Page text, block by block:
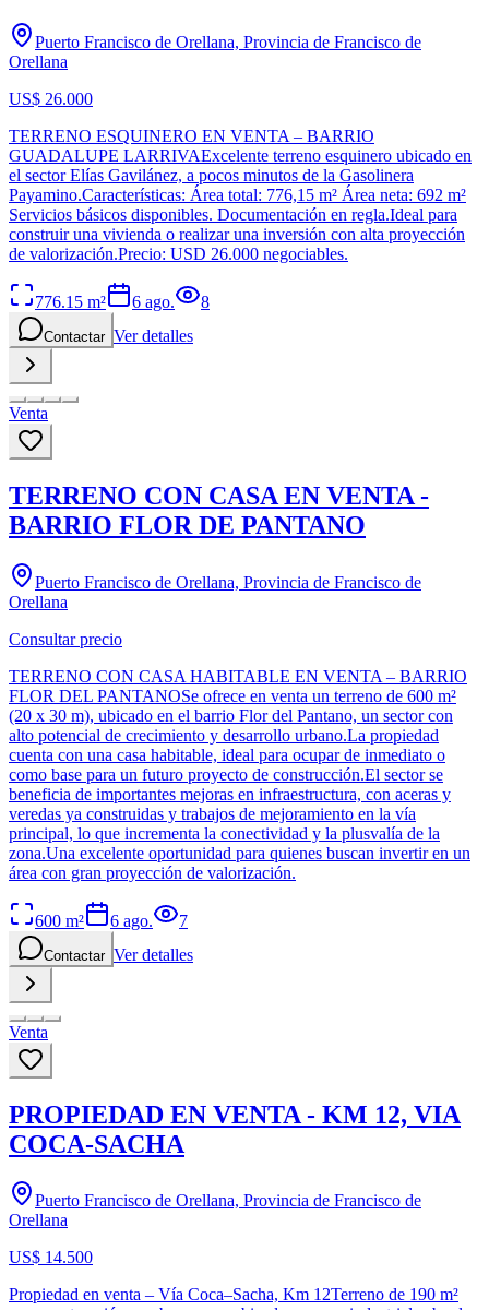
Puerto Francisco de Orellana, Provincia de Francisco de
Orellana
US$ 26.000
TERRENO ESQUINERO EN VENTA – BARRIO
GUADALUPE LARRIVAExcelente terreno esquinero ubicado en
el sector Elías Gavilánez, a pocos minutos de la Gasolinera
Payamino.Características: Área total: 776,15 m² Área neta: 692 m²
Servicios básicos disponibles. Documentación en regla.Ideal para
construir una vivienda o realizar una inversión con alta proyección
de valorización.Precio: USD 26.000 negociables.
776.15 m² 6 ago. 8
Contactar Ver detalles
Venta
TERRENO CON CASA EN VENTA -
BARRIO FLOR DE PANTANO
Puerto Francisco de Orellana, Provincia de Francisco de
Orellana
Consultar precio
TERRENO CON CASA HABITABLE EN VENTA – BARRIO
FLOR DEL PANTANOSe ofrece en venta un terreno de 600 m²
(20 x 30 m), ubicado en el barrio Flor del Pantano, un sector con
alto potencial de crecimiento y desarrollo urbano.La propiedad
cuenta con una casa habitable, ideal para ocupar de inmediato o
como base para un futuro proyecto de construcción.El sector se
beneficia de importantes mejoras en infraestructura, con aceras y
veredas ya construidas y trabajos de mejoramiento en la vía
principal, lo que incrementa la conectividad y la plusvalía de la
zona.Una excelente oportunidad para quienes buscan invertir en un
área con gran proyección de valorización.
600 m² 6 ago. 7
Contactar Ver detalles
Venta
PROPIEDAD EN VENTA - KM 12, VIA
COCA-SACHA
Puerto Francisco de Orellana, Provincia de Francisco de
Orellana
US$ 14.500
Propiedad en venta – Vía Coca–Sacha, Km 12Terreno de 190 m²